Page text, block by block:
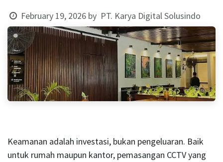
February 19, 2026 by PT. Karya Digital Solusindo
Keamanan adalah investasi, bukan pengeluaran. Baik
untuk rumah maupun kantor, pemasangan CCTV yang